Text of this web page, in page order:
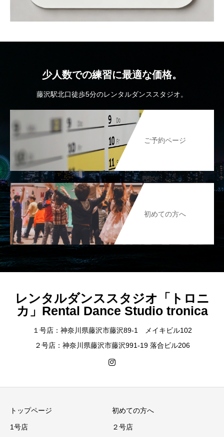
少人数での練習に最適な価格。
藤沢駅北口徒歩5分のレンタルダンススタジオ。
ご予約ページ
初めての方へ
レンタルダンススタジオ「トロニ
カ」Rental Dance Studio tronica
１号店：神奈川県藤沢市藤沢89-1 メイキビル102
２号店：神奈川県藤沢市藤沢991-19 落合ビル206
トップページ 初めての方へ
1号店 ２号店